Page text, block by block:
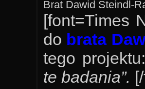
Brat Dawid Steindl-
[font=Times
do brata
tego
te badania”.